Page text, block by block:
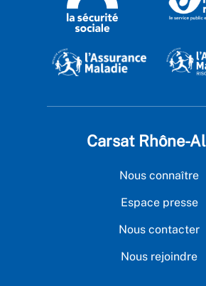
Carsat Rhône-
Nous connaître
Espace presse
Nous contacter
Nous rejoindre